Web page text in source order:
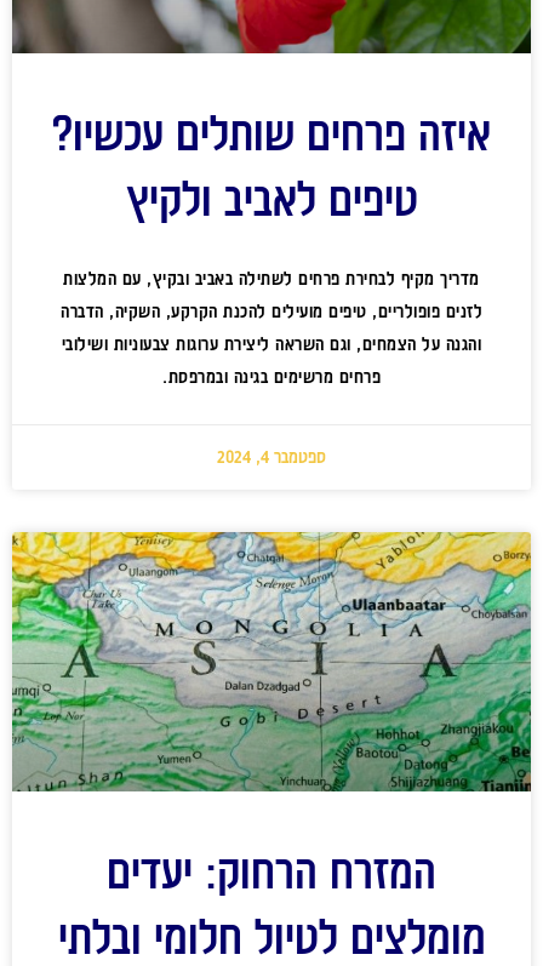
איזה פרחים שותלים עכשיו?
טיפים לאביב ולקיץ
מדריך מקיף לבחירת פרחים לשתילה באביב ובקיץ, עם המלצות
לזנים פופולריים, טיפים מועילים להכנת הקרקע, השקיה, הדברה
והגנה על הצמחים, וגם השראה ליצירת ערוגות צבעוניות ושילובי
פרחים מרשימים בגינה ובמרפסת.
ספטמבר 4, 2024
המזרח הרחוק: יעדים
מומלצים לטיול חלומי ובלתי